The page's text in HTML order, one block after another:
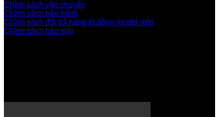
Chính sách vận chuyển
Chính sách bảo hành
Chính sách đổi trả hàng tủ đông model mới
Chính sách bảo mật